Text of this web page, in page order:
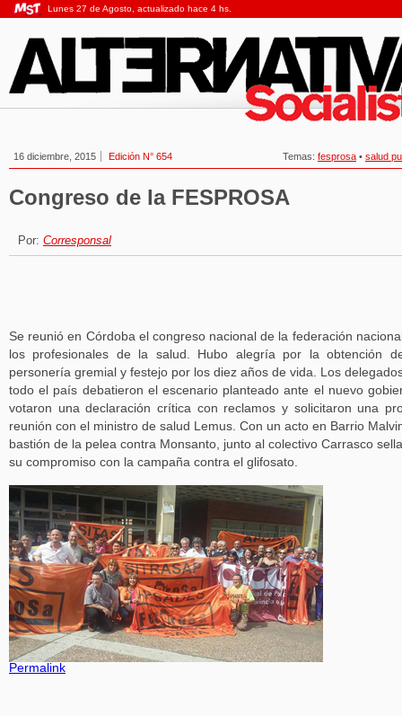
Lunes 27 de Agosto, actualizado hace 4 hs.
16 diciembre, 2015 Edición N° 654 Temas: fesprosa • salud
Congreso de la FESPROSA
Por: Corresponsal
Se reunió en Córdoba el congreso nacional de la federación
los profesionales de la salud. Hubo alegría por la obtención
personería gremial y festejo por los diez años de vida. Los
todo el país debatieron el escenario planteado ante el nuevo
votaron una declaración crítica con reclamos y solicitaron una
reunión con el ministro de salud Lemus. Con un acto en Barrio
bastión de la pelea contra Monsanto, junto al colectivo Carrasco
su compromiso con la campaña contra el glifosato.
Permalink